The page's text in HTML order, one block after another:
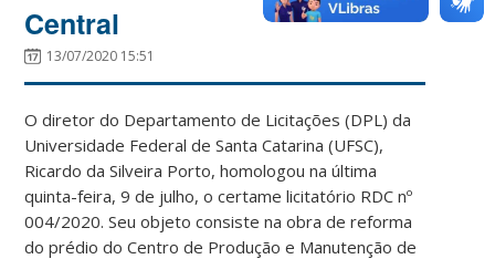
Central
13/07/2020 15:51
O diretor do Departamento de Licitações (DPL) da
Universidade Federal de Santa Catarina (UFSC),
Ricardo da Silveira Porto, homologou na última
quinta-feira, 9 de julho, o certame licitatório RDC nº
004/2020. Seu objeto consiste na obra de reforma
do prédio do Centro de Produção e Manutenção de